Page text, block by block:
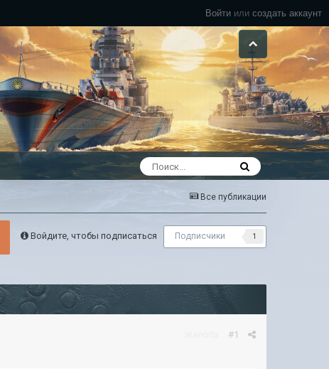
Войти или создать аккаунт
Все публикации
Войдите, чтобы подписаться Подписчики 1
#1